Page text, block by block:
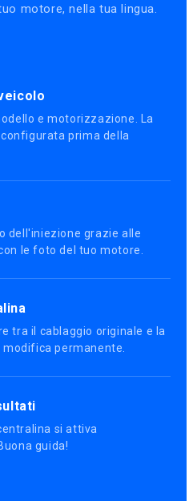
motore, nella tua lingua.
e motorizzazione. La
prima della
dell'iniezione grazie alle
le foto del tuo motore.
tra il cablaggio originale e la
permanente.
si attiva
guida!